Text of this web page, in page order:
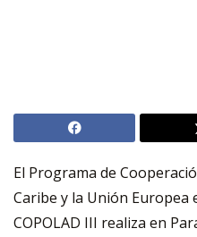
El Programa de
Caribe y la Unión Europea
COPOLAD III realiza en